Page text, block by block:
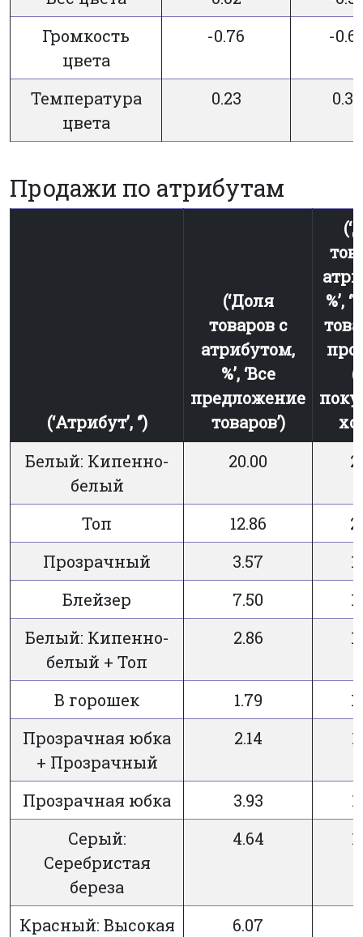
Громкость
цвета
-0.76 -
Температура
цвета
0.23 0.36
Продажи по атрибутам
(‘Атрибут’, ‘’)
(‘Доля
товаров с
атрибутом,
%’, ‘Все
предложение
товаров’)
%’,
Белый: Кипенно-
белый
20.00
Топ 12.86
Прозрачный
3.57
Блейзер
7.50
Белый: Кипенно-
белый + Топ
2.86
В горошек 1.79
Прозрачная юбка
+ Прозрачный
2.14
Прозрачная юбка 3.93
Серый:
Серебристая
береза
4.64
Красный: Высокая
6.07